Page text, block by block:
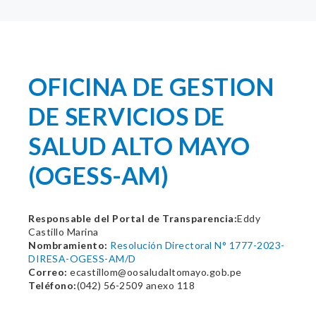
OFICINA DE GESTION
DE SERVICIOS DE
SALUD ALTO MAYO
(OGESS-AM)
Responsable del Portal de Transparencia:Eddy
Castillo Marina
Nombramiento: Resolución Directoral N° 1777-2023-
DIRESA-OGESS-AM/D
Correo: ecastillom@oosaludaltomayo.gob.pe
Teléfono:(042) 56-2509 anexo 118